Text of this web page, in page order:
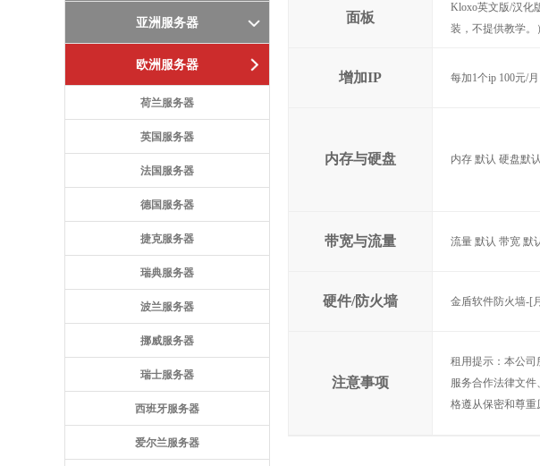
亚洲服务器
欧洲服务器
荷兰服务器
英国服务器
法国服务器
德国服务器
捷克服务器
瑞典服务器
波兰服务器
挪威服务器
瑞士服务器
西班牙服务器
爱尔兰服务器
面板
Kloxo英文版/汉化
装，不提供教学。）
增加IP 每加1个ip 100元/月
内存与硬盘 内存 默认 硬盘默认
带宽与流量 流量 默认 带宽 默
硬件/防火墙 金盾软件防火墙-[
注意事项
租用提示：本公
服务合作法律文
格遵从保密和尊